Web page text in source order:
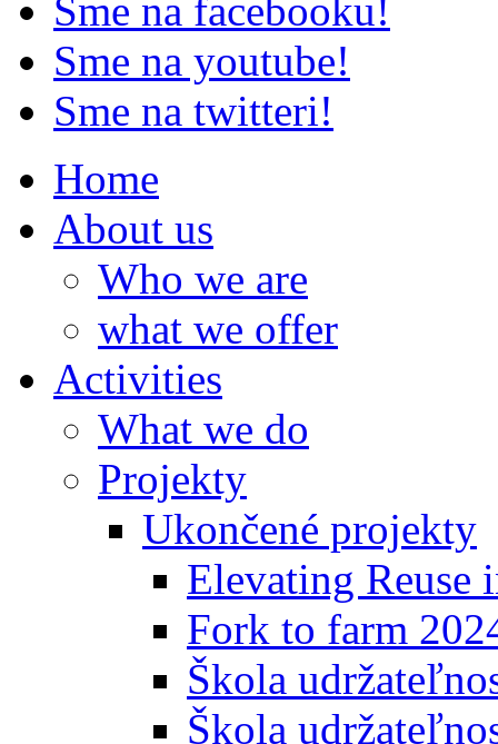
Sme na facebooku!
Sme na youtube!
Sme na twitteri!
Home
About us
Who we are
what we offer
Activities
What we do
Projekty
Ukončené projekty
Elevating Reuse
Fork to farm
Škola
Škola